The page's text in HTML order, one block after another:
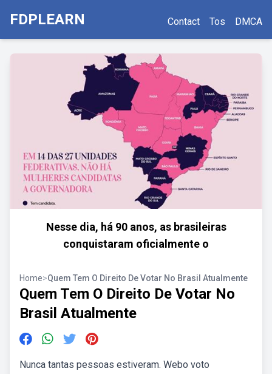
FDPLEARN Contact Tos DMCA
Nesse dia, há 90 anos, as brasileiras
conquistaram oficialmente o
Home>Quem Tem O Direito De Votar No Brasil Atualmente
Quem Tem O Direito De Votar No
Brasil Atualmente
Nunca tantas pessoas estiveram. Webo voto